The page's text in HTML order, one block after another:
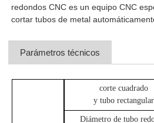
redondos CNC es un equipo CNC
cortar tubos de metal
Parámetros técnicos
corte cuadrado
y tubo rectangular
Diámetro de tubo